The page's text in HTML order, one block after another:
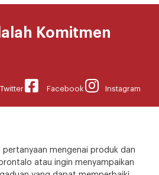
Komitmen
Instagram
Facebook
pertanyaan mengenai produk dan
atau ingin menyampaikan